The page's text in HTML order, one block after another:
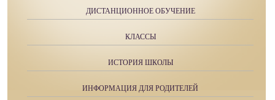
ДИСТАНЦИОННОЕ ОБУЧЕНИЕ
КЛАССЫ
ИСТОРИЯ ШКОЛЫ
ИНФОРМАЦИЯ ДЛЯ РОДИТЕЛЕЙ